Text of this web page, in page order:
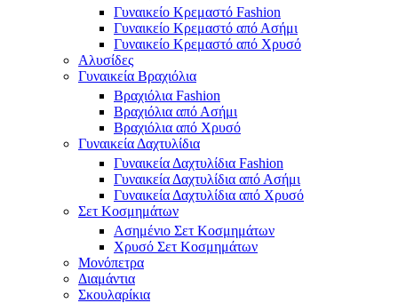
Γυναικείο Κρεμαστό Fashion
Γυναικείο Κρεμαστό από Ασήμι
Γυναικείο Κρεμαστό από Χρυσό
Αλυσίδες
Γυναικεία Βραχιόλια
Βραχιόλια Fashion
Βραχιόλια από Ασήμι
Βραχιόλια από Χρυσό
Γυναικεία Δαχτυλίδια
Γυναικεία Δαχτυλίδια Fashion
Γυναικεία Δαχτυλίδια από Ασήμι
Γυναικεία Δαχτυλίδια από Χρυσό
Σετ Κοσμημάτων
Ασημένιο Σετ Κοσμημάτων
Χρυσό Σετ Κοσμημάτων
Μονόπετρα
Διαμάντια
Σκουλαρίκια